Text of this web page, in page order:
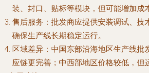
装、封口、贴标等模块，但可能增加成
售后服务：批发商应提供安装调试、技
确保生产线长期稳定运行。
区域差异：中国东部沿海地区生产线批
应链更完善；中西部地区价格较低，但